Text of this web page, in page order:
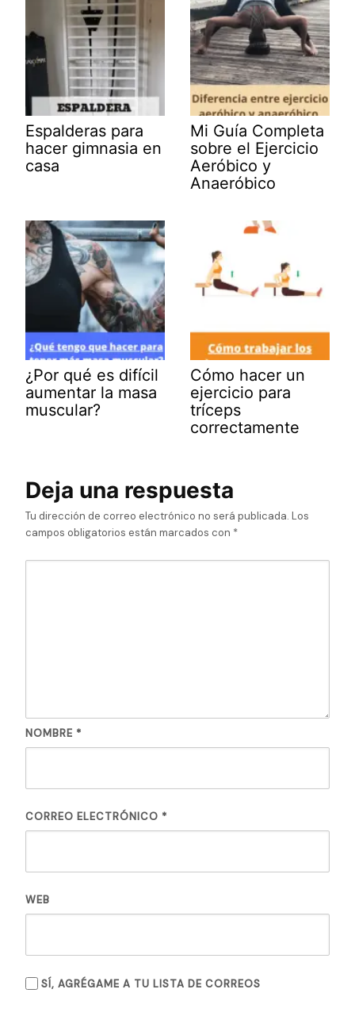
Espalderas para
hacer gimnasia en
casa
Mi Guía Completa
sobre el Ejercicio
Aeróbico y
Anaeróbico
¿Por qué es difícil
aumentar la masa
muscular?
Cómo hacer un
ejercicio para
tríceps
correctamente
Deja una respuesta
Tu dirección de correo electrónico no será publicada. Los
campos obligatorios están marcados con *
NOMBRE *
CORREO ELECTRÓNICO *
WEB
SÍ, AGRÉGAME A TU LISTA DE CORREOS